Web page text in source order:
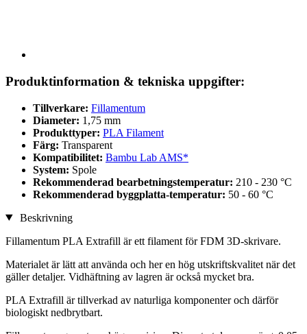
Produktinformation & tekniska uppgifter:
Tillverkare: Fillamentum
Diameter: 1,75 mm
Produkttyper: PLA Filament
Färg: Transparent
Kompatibilitet: Bambu Lab AMS*
System: Spole
Rekommenderad bearbetningstemperatur: 210 - 230 °C
Rekommenderad byggplatta-temperatur: 50 - 60 °C
Beskrivning
Fillamentum PLA Extrafill är ett filament för FDM 3D-skrivare.
Materialet är lätt att använda och her en hög utskriftskvalitet när det
gäller detaljer. Vidhäftning av lagren är också mycket bra.
PLA Extrafill är tillverkad av naturliga komponenter och därför
biologiskt nedbrytbart.